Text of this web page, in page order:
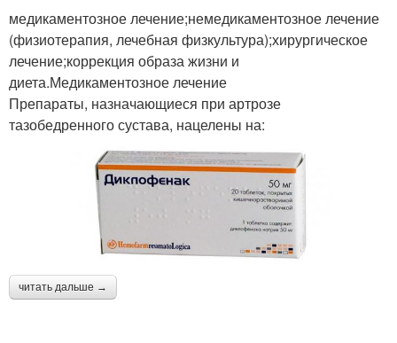
медикаментозное лечение;немедикаментозное лечение
(физиотерапия, лечебная физкультура);хирургическое
лечение;коррекция образа жизни и
диета.Медикаментозное лечение
Препараты, назначающиеся при артрозе
тазобедренного сустава, нацелены на:
читать дальше →